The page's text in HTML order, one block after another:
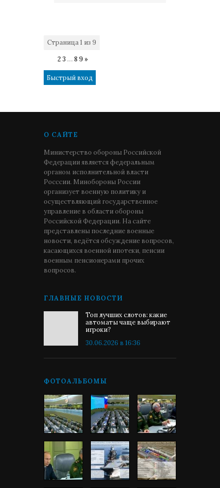
Страница1 из 9
2 3 … 8 9 »
О САЙТЕ
Министерство обороны Российской
Федерации является федеральным
органом исполнительной власти
Росссии. Минобороны России
организует военную политику и
осуществляющий государственное
управление в области обороны
Российской Федерации. На сайте
представлены последние военные
новости, ведётся обсуждение вопросов,
касающихся военной ипотеки, пенсии
военным пенсионерами прочих
вопросов.
ГЛАВНЫЕ НОВОСТИ
Топ лучших слотов: какие
автоматы чаще выбирают
игроки?
30.06.2026 в 16:36
ФОТОАЛЬБОМЫ